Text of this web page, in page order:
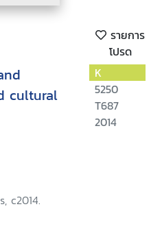
รายการ
โปรด
cultural
c2014.
K
5250
T687
2014